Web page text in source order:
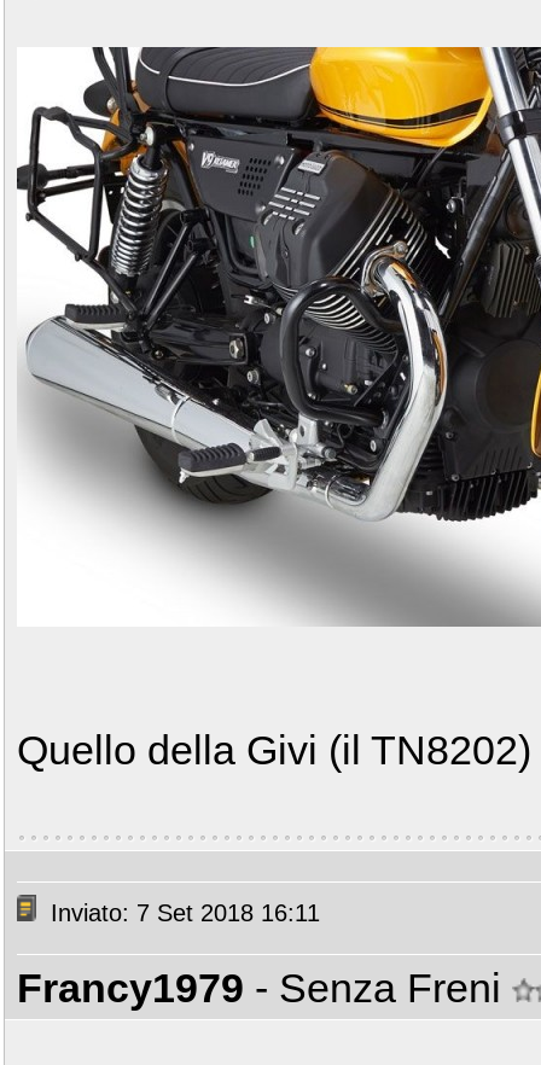
Quello della Givi (il
Inviato: 7 Set 2018 16:11
Francy1979 - Senza Freni